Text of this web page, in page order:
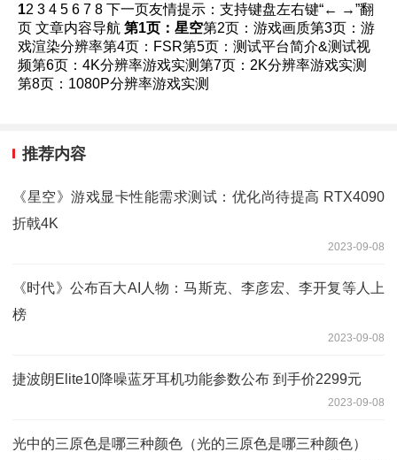
12 3 4 5 6 7 8 下一页友情提示：支持键盘左右键“← →”翻
页 文章内容导航 第1页：星空第2页：游戏画质第3页：游
戏渲染分辨率第4页：FSR第5页：测试平台简介&测试视
频第6页：4K分辨率游戏实测第7页：2K分辨率游戏实测
第8页：1080P分辨率游戏实测
推荐内容
《星空》游戏显卡性能需求测试：优化尚待提高 RTX4090
折戟4K
2023-09-08
《时代》公布百大AI人物：马斯克、李彦宏、李开复等人上
榜
2023-09-08
捷波朗Elite10降噪蓝牙耳机功能参数公布 到手价2299元
2023-09-08
光中的三原色是哪三种颜色（光的三原色是哪三种颜色）